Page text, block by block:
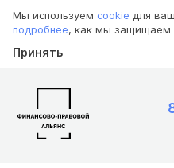
Мы используем cookie для
подробнее, как мы защищаем
Принять